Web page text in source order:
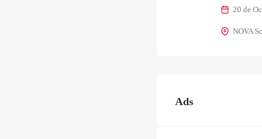
20 de
NOVA
Ads